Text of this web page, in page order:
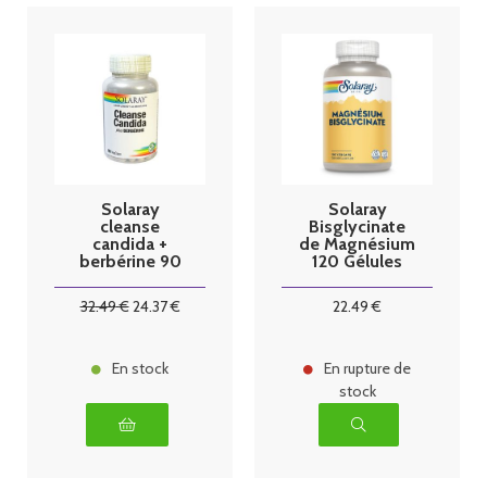
Solaray
cleanse
candida +
berbérine 90
32.49€24.37€
En stock
Solaray
Bisglycinate
de Magnésium
120 Gélules
22.49 €
En rupture de
stock